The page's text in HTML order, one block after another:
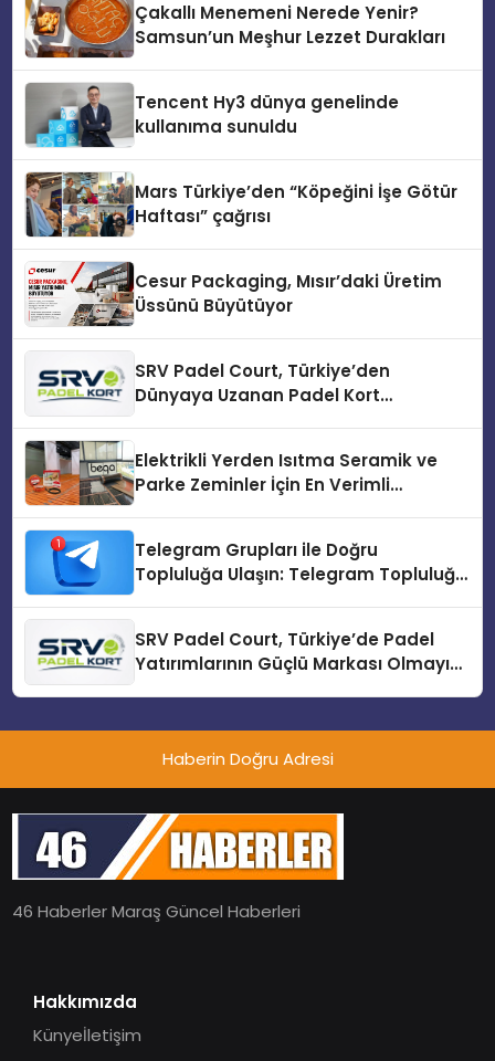
Çakallı Menemeni Nerede Yenir?
Samsun’un Meşhur Lezzet Durakları
Tencent Hy3 dünya genelinde
kullanıma sunuldu
Mars Türkiye’den “Köpeğini İşe Götür
Haftası” çağrısı
Cesur Packaging, Mısır’daki Üretim
Üssünü Büyütüyor
SRV Padel Court, Türkiye’den
Dünyaya Uzanan Padel Kort
Elektrikli Yerden Isıtma Seramik ve
Parke Zeminler İçin En Verimli
Telegram Grupları ile Doğru
Topluluğa Ulaşın: Telegram Topluluğu
SRV Padel Court, Türkiye’de Padel
Yatırımlarının Güçlü Markası Olmayı
Haberin Doğru Adresi
46 Haberler Maraş Güncel Haberleri
Hakkımızda
Künyeİletişim